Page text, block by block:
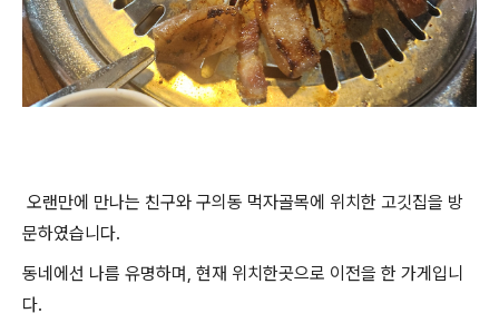
오랜만에 만나는 친구와 구의동 먹자골목에 위치한 고깃집을 방
문하였습니다.
동네에선 나름 유명하며, 현재 위치한곳으로 이전을 한 가게입니
다.